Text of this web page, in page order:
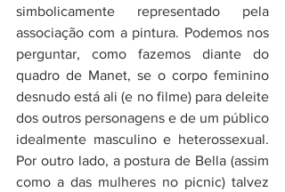
simbolicamente representado pela
associação com a pintura. Podemos nos
perguntar, como fazemos diante do
quadro de Manet, se o corpo feminino
desnudo está ali (e no filme) para deleite
dos outros personagens e de um público
idealmente masculino e heterossexual.
Por outro lado, a postura de Bella (assim
como a das mulheres no picnic) talvez